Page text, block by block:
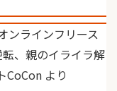
ンラインフリース
、親のイライラ解
CoCon より